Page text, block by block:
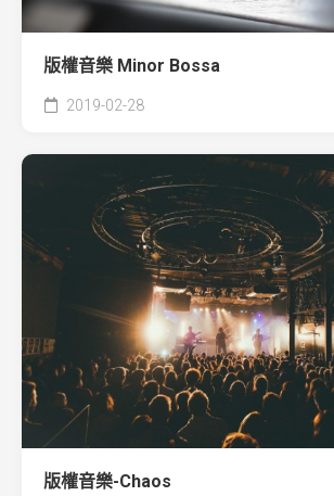
版權音樂 Minor Bossa
2019-02-28
版權音樂-Chaos